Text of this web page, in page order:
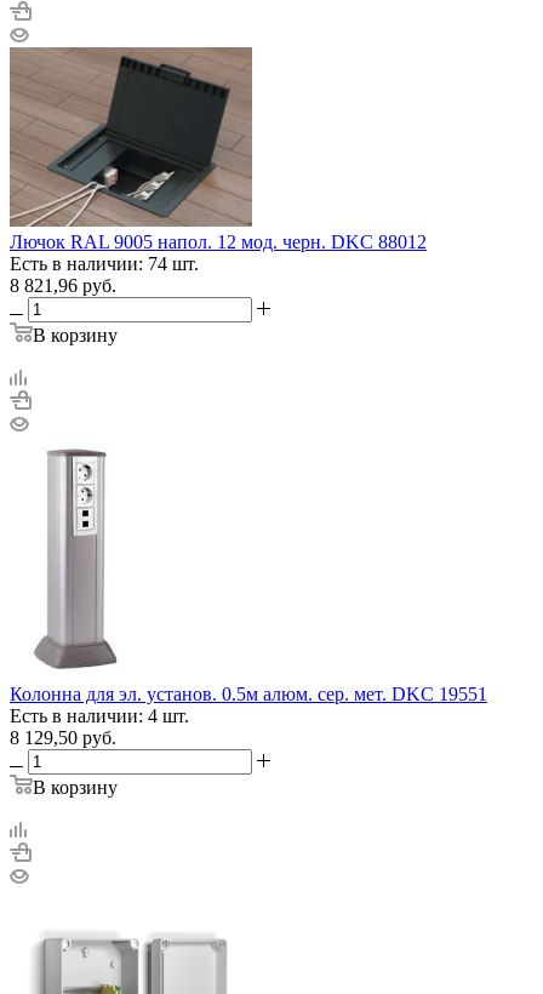
Лючок RAL 9005 напол. 12 мод. черн. DKC 88012
Есть в наличии: 74 шт.
8 821,96 руб.
В корзину
Колонна для эл. установ. 0.5м алюм. сер. мет. DKC 19551
Есть в наличии: 4 шт.
8 129,50 руб.
В корзину